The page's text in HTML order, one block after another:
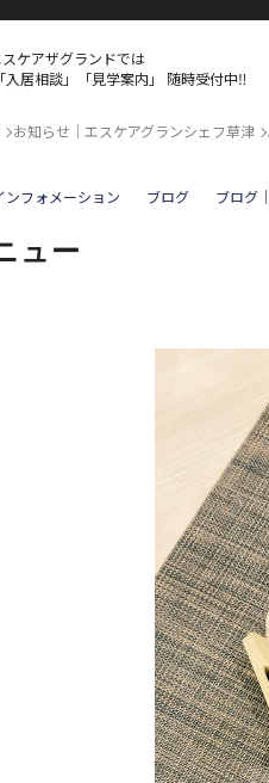
ケアザグランドでは
「入居相談」「見学案内」
随時受付中‼
お知らせ｜エスケアグランシェフ草津
ンフォメーション ブログ ブログ
ュー